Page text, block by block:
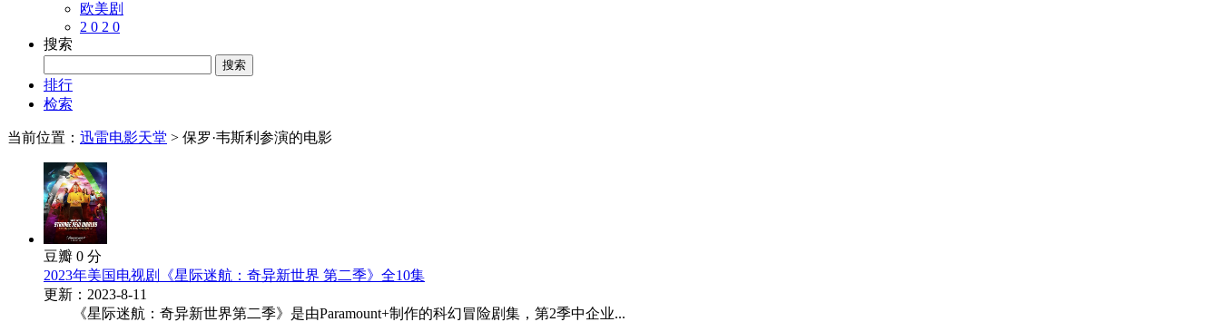
欧美剧
2 0 2 0
搜索
排行
检索
当前位置： 迅雷电影天堂 > 保罗·韦斯利参演的电影
豆瓣 0 分
2023年美国电视剧《星际迷航：奇异新世界 第二季》全10集
更新：2023-8-11
《星际迷航：奇异新世界第二季》是由Paramount+制作的科幻冒险剧集，第2季中企业...